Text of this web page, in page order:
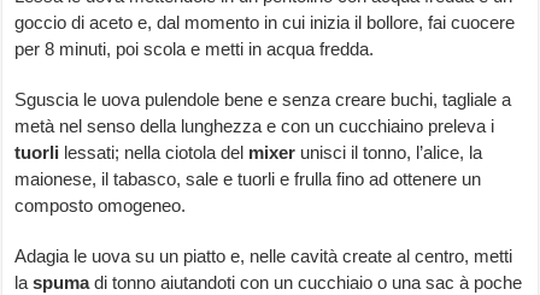
goccio di aceto e, dal momento in cui inizia il bollore, fai cuocere
per 8 minuti, poi scola e metti in acqua fredda.
Sguscia le uova pulendole bene e senza creare buchi, tagliale a
metà nel senso della lunghezza e con un cucchiaino preleva i
tuorli lessati; nella ciotola del mixer unisci il tonno, l’alice, la
maionese, il tabasco, sale e tuorli e frulla fino ad ottenere un
composto omogeneo.
Adagia le uova su un piatto e, nelle cavità create al centro, metti
laspumadi tonno aiutandoti con un cucchiaio o una sac à poche